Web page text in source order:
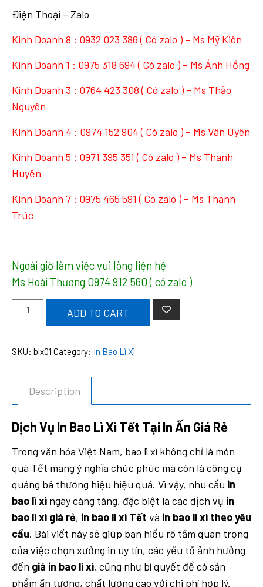
Điện Thoại – Zalo
Kinh Doanh 8 : 0932 023 386( Có zalo ) – Ms Mỹ Kiên
Kinh Doanh 1 : 0975 318 694( Có zalo ) – Ms Ánh Hồng
Kinh Doanh 3 : 0764 423 308( Có zalo ) – Ms Thảo
Nguyên
Kinh Doanh 4 : 0974 152 904( Có zalo ) – Ms Vân Uyên
Kinh Doanh 5 : 0971 395 351 ( Có zalo ) – Ms Thanh
Huyền
Kinh Doanh 7 : 0975 465 591 ( Có zalo ) – Ms Thanh
Trúc
Ngoài giờ làm việc vui lòng liện hệ
Ms Hoài Thương 0974 912 560( có zalo )
Bao
Xì
ADD TO CART
SKU: blx01 Category: In Bao Lì Xì
Description
Dịch Vụ In Bao Lì Xì Tết Tại In Ấn Giá Rẻ
Trong văn hóa Việt Nam, bao lì xì không chỉ là món
quà Tết mang ý nghĩa chúc phúc mà còn là công cụ
quảng bá thương hiệu hiệu quả. Vì vậy, nhu cầu in
bao lì xì ngày càng tăng, đặc biệt là các dịch vụ in
bao lì xì giá rẻ, in bao lì xì Tết và in bao lì xì theo yêu
cầu. Bài viết này sẽ giúp bạn hiểu rõ tầm quan trọng
của việc chọn xưởng in uy tín, các yếu tố ảnh hưởng
đến giá in bao lì xì, cũng như bí quyết để có sản
phẩm ấn tượng, chất lượng cao với chi phí hợp lý.